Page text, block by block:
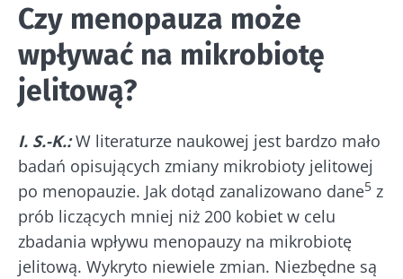
Czy menopauza może
wpływać na mikrobiotę
jelitową?
I. S.-K.:W literaturze naukowej jest bardzo mało
badań opisujących zmiany mikrobioty jelitowej
po menopauzie. Jak dotąd zanalizowano dane5 z
prób liczących mniej niż 200 kobiet w celu
zbadania wpływu menopauzy na mikrobiotę
jelitową. Wykryto niewiele zmian. Niezbędne są